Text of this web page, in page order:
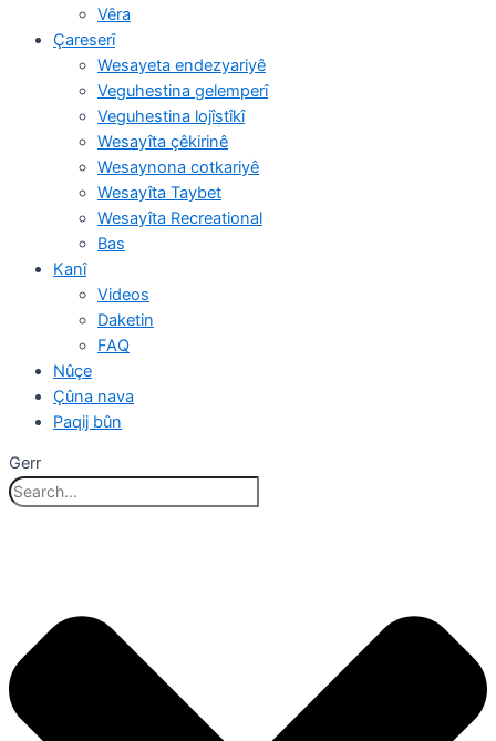
Vêra
Çareserî
Wesayeta endezyariyê
Veguhestina gelemperî
Veguhestina lojîstîkî
Wesayîta çêkirinê
Wesaynona cotkariyê
Wesayîta Taybet
Wesayîta Recreational
Bas
Kanî
Videos
Daketin
FAQ
Nûçe
Çûna nava
Paqij bûn
Gerr